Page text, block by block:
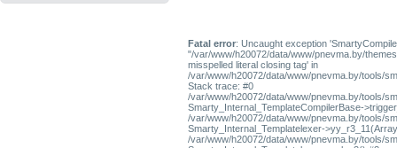
Fatal error: Uncaught exception
"/var/www/h20072/data/www/pnevma.by/
misspelled literal closing tag' in
/var/www/h20072/data/www/pnevma.by/tools/
Stack trace: #0
/var/www/h20072/data/www/pnevma.by/tools/
Smarty_Internal_TemplateCompilerBase-
/var/www/h20072/data/www/pnevma.by/tools/
Smarty_Internal_Templatelexer-
/var/www/h20072/data/www/pnevma.by/tools/